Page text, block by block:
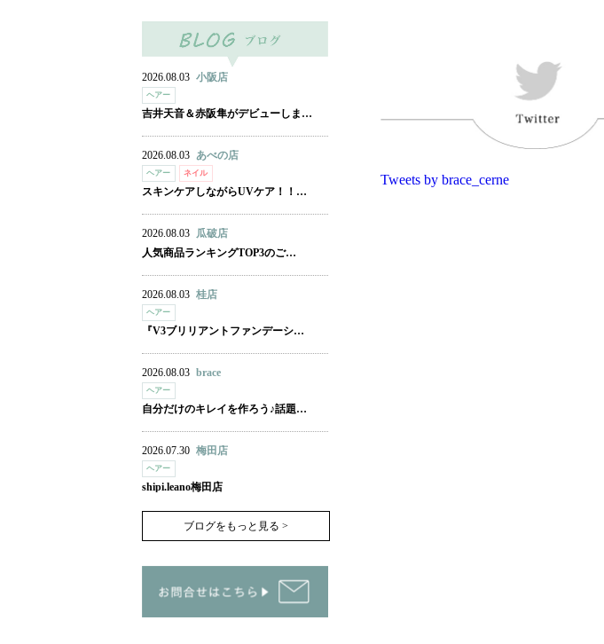
Tweets by brace_cerne
2026.08.03 小阪店
ヘアー
吉井天音＆赤阪隼がデビューしま…
2026.08.03 あべの店
ヘアー ネイル
スキンケアしながらUVケア！！…
2026.08.03
瓜破店
人気商品ランキングTOP3のご…
2026.08.03 桂店
ヘアー
『V3ブリリアントファンデーシ…
2026.08.03 brace
ヘアー
自分だけのキレイを作ろう♪話題…
2026.07.30 梅田店
ヘアー
shipi.leano梅田店
ブログをもっと見る >